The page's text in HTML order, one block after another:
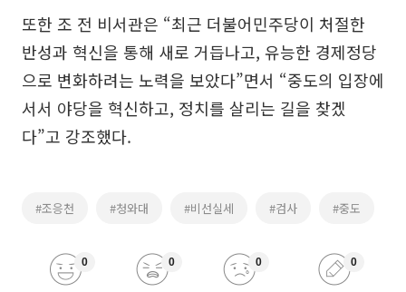
또한 조 전 비서관은 “최근 더불어민주당이 처절한
반성과 혁신을 통해 새로 거듭나고, 유능한 경제정당
으로 변화하려는 노력을 보았다”면서 “중도의 입장에
서서 야당을 혁신하고, 정치를 살리는 길을 찾겠
다”고 강조했다.
#조응천 #청와대 #비선실세 #검사 #중도
0 0 0 0